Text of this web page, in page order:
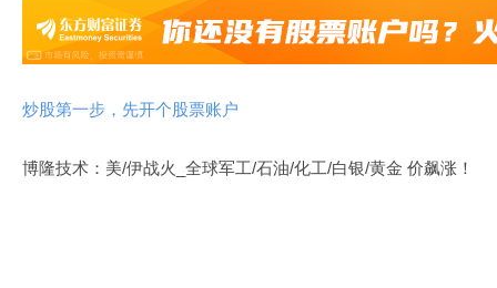
炒股第一步，先开个股票账户
博隆技术：美/伊战火_全球军工/石油/化工/白银/黄金 价飙涨！